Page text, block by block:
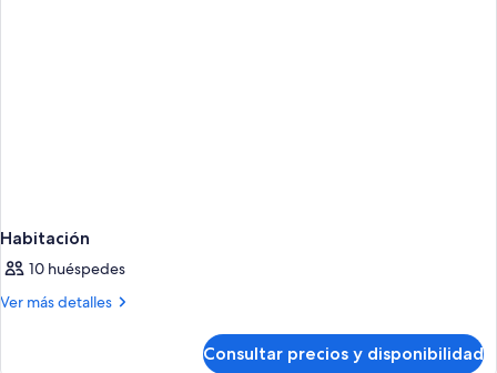
Habitación
10 huéspedes
Ver más detalles
Más
Consultar precios y disponibilidad